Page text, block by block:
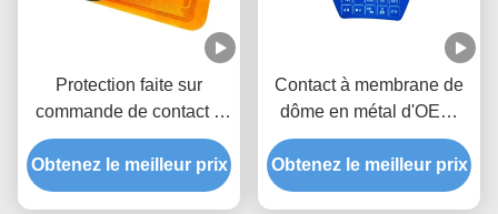
Protection faite sur
commande de contact à
membrane de polyester
pour détecter l'instrument
Obtenez le meilleur prix
Contact à membrane de
dôme en métal d'OEM,
commutateur tactile de
dôme en métal de
lancement de 1.0mm
Obtenez le meilleur prix